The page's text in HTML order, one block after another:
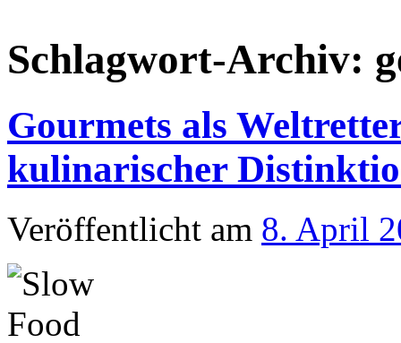
Schlagwort-Archiv:
Gourmets als
kulinarischer
Veröffentlicht am 8. April